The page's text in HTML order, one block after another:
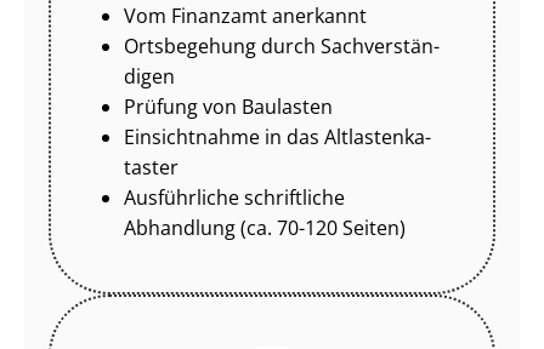
Vom Finanzamt anerkannt
Ortsbegehung durch Sach­ver­stän­
di­gen
Prüfung von Baulasten
Einsichtnahme in das Alt­las­ten­ka­
tas­ter
Ausführliche schriftliche
Abhandlung (ca. 70-120 Seiten)